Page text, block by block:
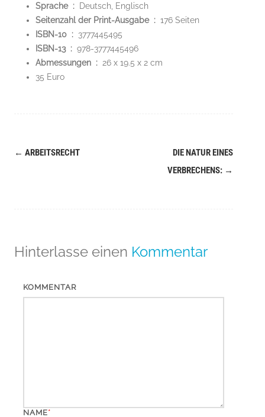
Sprache ‏ : ‎
Deutsch, Englisch
Seitenzahl der Print-Ausgabe ‏ : ‎ 176 Seiten
ISBN-10 ‏ : ‎ 3777445495
ISBN-13 ‏ : ‎ 978-3777445496
Abmessungen ‏ : ‎ 26 x 19.5 x 2 cm
35 Euro
← ARBEITSRECHT
DIE NATUR EINES
VERBRECHENS: →
Hinterlasse einen Kommentar
KOMMENTAR
NAME*